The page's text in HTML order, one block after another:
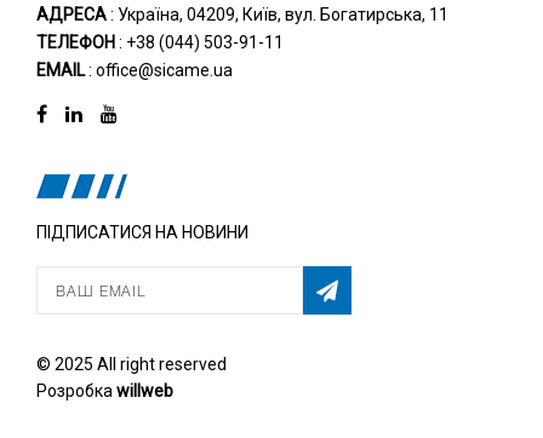
АДРЕСА: Україна, 04209, Київ, вул. Богатирська, 11
ТЕЛЕФОН : +38 (044) 503-91-11
EMAIL: office@sicame.ua
ПІДПИСАТИСЯ НА НОВИНИ
© 2025 All right reserved
Розробка willweb